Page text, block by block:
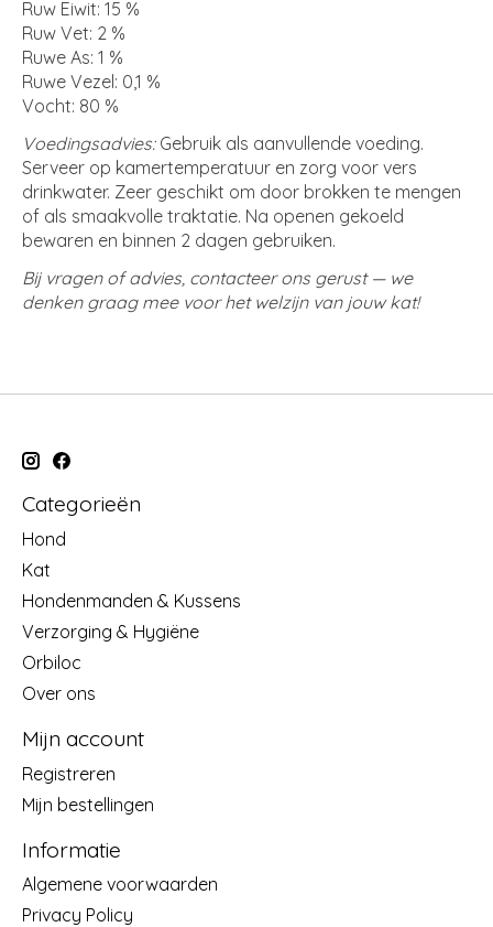
Ruw Eiwit: 15 %
Ruw Vet: 2 %
Ruwe As: 1 %
Ruwe Vezel: 0,1 %
Vocht: 80 %
Voedingsadvies:Gebruik als aanvullende voeding.
Serveer op kamertemperatuur en zorg voor vers
drinkwater. Zeer geschikt om door brokken te mengen
of als smaakvolle traktatie. Na openen gekoeld
bewaren en binnen 2 dagen gebruiken.
Bij vragen of advies, contacteer ons gerust — we
denken graag mee voor het welzijn van jouw kat!
Categorieën
Hond
Kat
Hondenmanden & Kussens
Verzorging & Hygiëne
Orbiloc
Over ons
Mijn account
Registreren
Mijn bestellingen
Informatie
Algemene voorwaarden
Privacy Policy